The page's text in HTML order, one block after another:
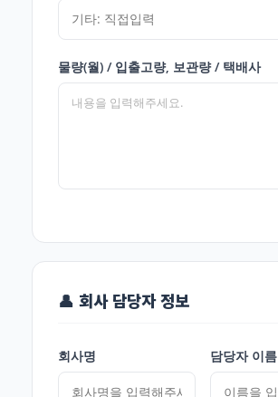
물량(월) / 입출고량, 보관량 / 택배사
👤 회사 담당자 정보
회사명 담당자 이름